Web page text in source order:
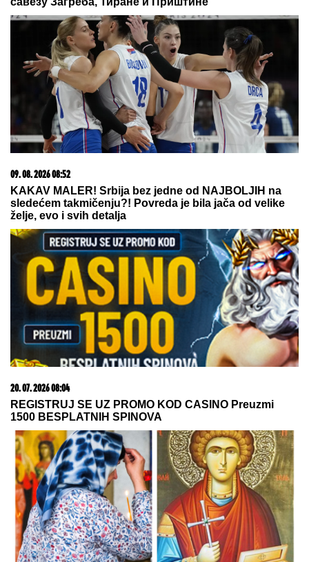
09. 07. 2026 09:20
Komfor po meri klijenata: nova linija paketa ALTA
03. 08. 2026 07:31
više
07. 08. 2026 09:14
Сазнања „Политике”: Црна Гора следећа у војном
савезу Загреба, Тиране и Приштине